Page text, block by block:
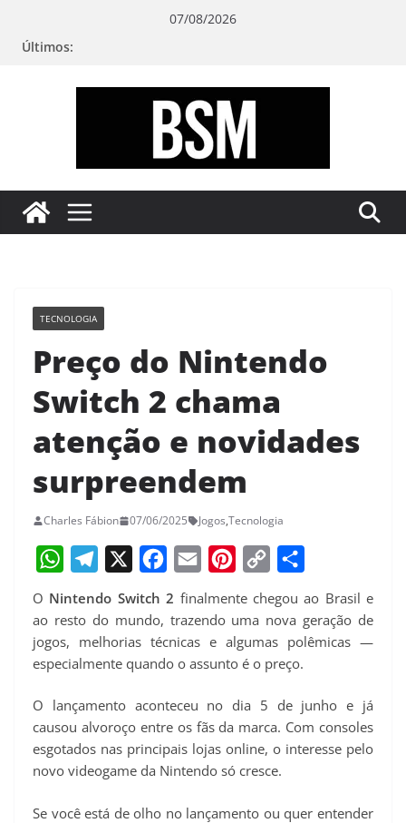
07/08/2026
Últimos:
sua
Mente
TECNOLOGIA
Preço do Nintendo
Switch 2 chama
atenção e novidades
surpreendem
Charles Fábion 07/06/2025 Jogos,Tecnologia
h
a
t
A
p
p
e
e
r
a
m
a
c
e
o
o
k
m
a
i
n
t
r
e
s
o
p
y
i
n
k
h
a
r
e
O Nintendo Switch 2 finalmente chegou ao Brasil e
ao resto do mundo, trazendo uma nova geração de
jogos, melhorias técnicas e algumas polêmicas —
especialmente quando o assunto é o preço.
O lançamento aconteceu no dia 5 de junho e já
causou alvoroço entre os fãs da marca. Com consoles
esgotados nas principais lojas online, o interesse pelo
novo videogame da Nintendo só cresce.
Se você está de olho no lançamento ou quer entender